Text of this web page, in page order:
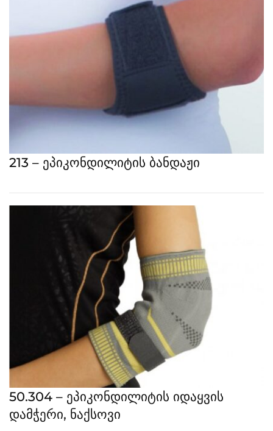
213 – ეპიკონდილიტის ბანდაჟი
50.304 – ეპიკონდილიტის იდაყვის
დამჭერი, ნაქსოვი